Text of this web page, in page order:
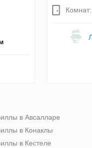
Комнат:
в Авсалларе
в Конаклы
в Кестеле